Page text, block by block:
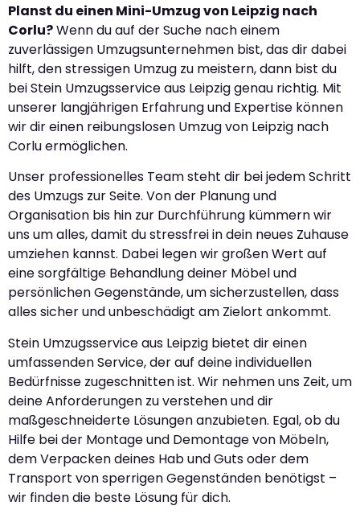
Planst du einen Mini-Umzug von Leipzig nach
Corlu?Wenn du auf der Suche nach einem
zuverlässigen Umzugsunternehmen bist, das dir dabei
hilft, den stressigen Umzug zu meistern, dann bist du
bei Stein Umzugsservice aus Leipzig genau richtig. Mit
unserer langjährigen Erfahrung und Expertise können
wir dir einen reibungslosen Umzug von Leipzig nach
Corlu ermöglichen.
Unser professionelles Team steht dir bei jedem Schritt
des Umzugs zur Seite. Von der Planung und
Organisation bis hin zur Durchführung kümmern wir
uns um alles, damit du stressfrei in dein neues Zuhause
umziehen kannst. Dabei legen wir großen Wert auf
eine sorgfältige Behandlung deiner Möbel und
persönlichen Gegenstände, um sicherzustellen, dass
alles sicher und unbeschädigt am Zielort ankommt.
Stein Umzugsservice aus Leipzig bietet dir einen
umfassenden Service, der auf deine individuellen
Bedürfnisse zugeschnitten ist. Wir nehmen uns Zeit, um
deine Anforderungen zu verstehen und dir
maßgeschneiderte Lösungen anzubieten. Egal, ob du
Hilfe bei der Montage und Demontage von Möbeln,
dem Verpacken deines Hab und Guts oder dem
Transport von sperrigen Gegenständen benötigst –
wir finden die beste Lösung für dich.